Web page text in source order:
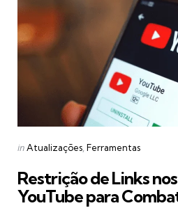
Categories
Posted
inAtualizações Ferramentas
Restrição de Links
YouTube para